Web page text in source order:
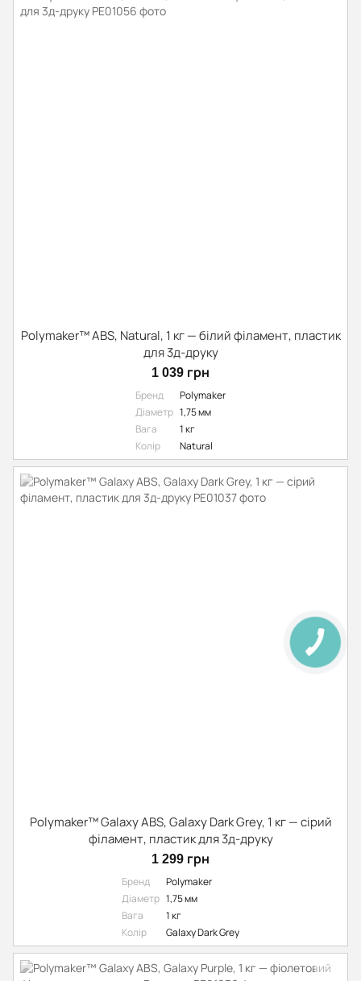
Polymaker™ ABS, Natural, 1 кг — білий філамент, пластик
для 3д-друку
1 039 грн
Бренд
Polymaker
Діаметр 1,75 мм
Вага
1 кг
Колір
Natural
Polymaker™ Galaxy ABS, Galaxy Dark Grey, 1 кг — сірий
філамент, пластик для 3д-друку
1 299 грн
Бренд
Polymaker
Діаметр 1,75 мм
Вага
1 кг
Колір
Galaxy Dark Grey